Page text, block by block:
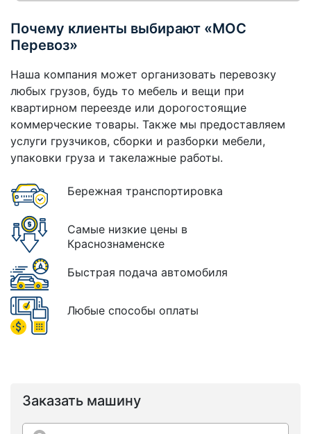
Почему клиенты выбирают «МОС
Перевоз»
Наша компания может организовать перевозку
любых грузов, будь то мебель и вещи при
квартирном переезде или дорогостоящие
коммерческие товары. Также мы предоставляем
услуги грузчиков, сборки и разборки мебели,
упаковки груза и такелажные работы.
Бережная транспортировка
Самые низкие цены в
Краснознаменске
Быстрая подача автомобиля
Любые способы оплаты
Заказать машину